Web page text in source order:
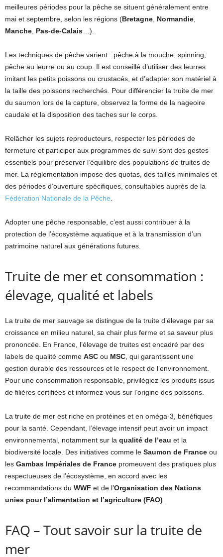
meilleures périodes pour la pêche se situent généralement entre
mai et septembre, selon les régions (Bretagne, Normandie,
Manche, Pas-de-Calais…).
Les techniques de pêche varient : pêche à la mouche, spinning,
pêche au leurre ou au coup. Il est conseillé d’utiliser des leurres
imitant les petits poissons ou crustacés, et d’adapter son matériel à
la taille des poissons recherchés. Pour différencier la truite de mer
du saumon lors de la capture, observez la forme de la nageoire
caudale et la disposition des taches sur le corps.
Relâcher les sujets reproducteurs, respecter les périodes de
fermeture et participer aux programmes de suivi sont des gestes
essentiels pour préserver l’équilibre des populations de truites de
mer. La réglementation impose des quotas, des tailles minimales et
des périodes d’ouverture spécifiques, consultables auprès de la
Fédération Nationale de la Pêche.
Adopter une pêche responsable, c’est aussi contribuer à la
protection de l’écosystème aquatique et à la transmission d’un
patrimoine naturel aux générations futures.
Truite de mer et consommation :
élevage, qualité et labels
La truite de mer sauvage se distingue de la truite d’élevage par sa
croissance en milieu naturel, sa chair plus ferme et sa saveur plus
prononcée. En France, l’élevage de truites est encadré par des
labels de qualité comme ASC ou MSC, qui garantissent une
gestion durable des ressources et le respect de l’environnement.
Pour une consommation responsable, privilégiez les produits issus
de filières certifiées et informez-vous sur l’origine des poissons.
La truite de mer est riche en protéines et en oméga-3, bénéfiques
pour la santé. Cependant, l’élevage intensif peut avoir un impact
environnemental, notamment sur la qualité de l’eau et la
biodiversité locale. Des initiatives comme le Saumon de France ou
les Gambas Impériales de France promeuvent des pratiques plus
respectueuses de l’écosystème, en accord avec les
recommandations du WWF et de l’Organisation des Nations
unies pour l’alimentation et l’agriculture (FAO).
FAQ – Tout savoir sur la truite de
mer